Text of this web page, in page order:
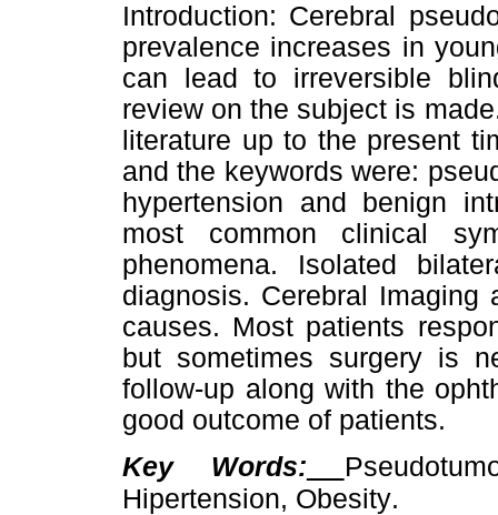
Introduction: Cerebral
prevalence increases in
can lead to irreversible
review on the subject is
literature up to the present
and the keywords were:
hypertension and benign
most common clinical
phenomena. Isolated
diagnosis. Cerebral Imaging
causes. Most patients
but sometimes surgery is
follow-up along with the
good outcome of patients.
Key Words:
Hipertension, Obesity.